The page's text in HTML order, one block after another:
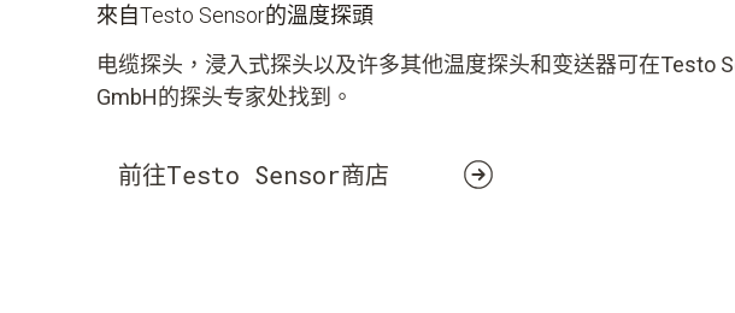
來自Testo Sensor的溫度探頭
电缆探头，浸入式探头以及许多其他温度探头和变送器可在Testo
GmbH的探头专家处找到。
前往Testo Sensor商店